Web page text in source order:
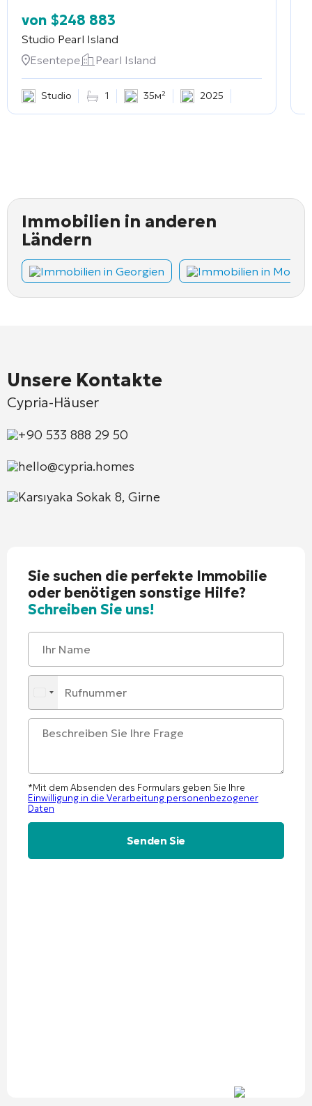
von $248 883
Studio Pearl Island
Esentepe
Pearl Island
Studio 1 35м² 2025
Immobilien in anderen
Ländern
Immobilien in Georgien Immobilien in
Unsere Kontakte
Cypria-Häuser
+90 533 888 29 50
hello@cypria.homes
Karsıyaka Sokak 8, Girne
Sie suchen die perfekte Immobilie
oder benötigen sonstige Hilfe?
Schreiben Sie uns!
*Mit dem Absenden des Formulars geben Sie Ihre
Einwilligung in die Verarbeitung personenbezogener
Daten